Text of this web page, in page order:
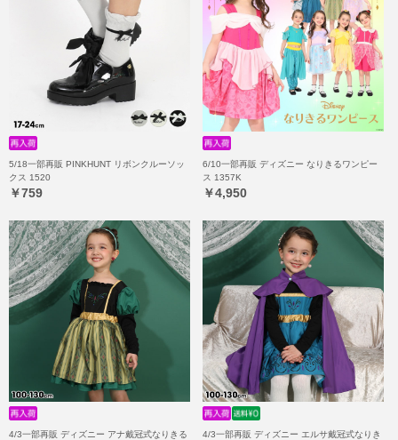
5/18一部再販 PINKHUNT リボンクルーソッ
クス 1520
￥759
6/10一部再販 ディズニー なりきるワンピー
ス 1357K
￥4,950
4/3一部再販 ディズニー アナ戴冠式なりきる
4/3一部再販 ディズニー エルサ戴冠式なりき